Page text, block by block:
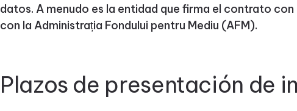
datos. A menudo es la entidad que firma el contrato con
con la Administrația Fondului pentru Mediu (AFM).
Plazos de presentación de